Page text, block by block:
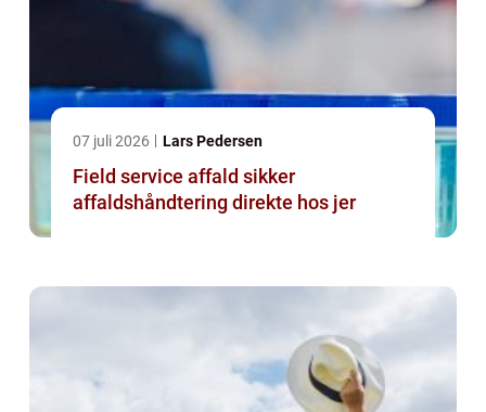
07 juli 2026 Lars Pedersen
Field service affald sikker
affaldshåndtering direkte hos jer